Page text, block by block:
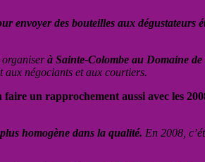
envoyer des bouteilles aux dégustateurs
organiserà Sainte-Colombe au Domaine de
aux négociants et aux courtiers.
un rapprochement aussi avec les
homogène dans la qualité. En 2008,